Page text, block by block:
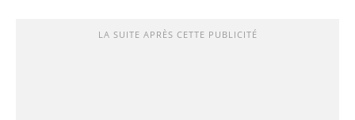
LA SUITE APRÈS CETTE PUBLICITÉ